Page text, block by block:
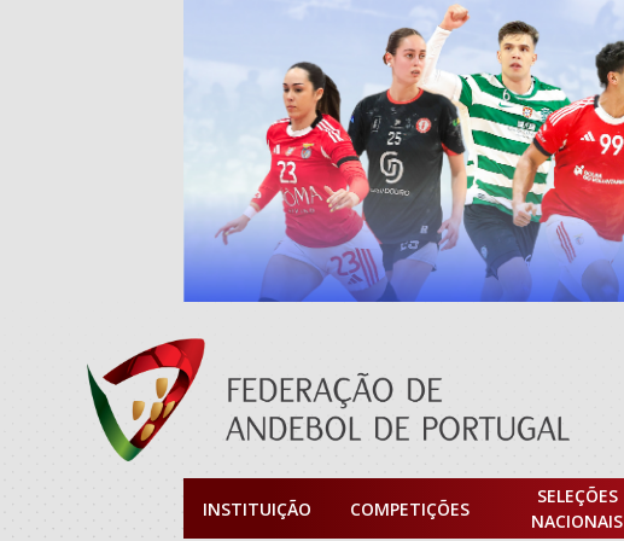
INSTITUIÇÃO COMPETIÇÕES
SELEÇÕES
NACIONAIS